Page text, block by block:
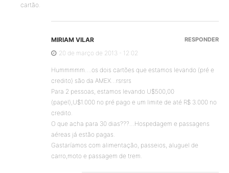
cartão.
MIRIAM VILAR
20 de março de 2013 - 12:02
Hummmmm….os dois cartões que estamos levando (pré e
credito) são da AMEX…rsrsrs
Para 2 pessoas, estamos levando U$500,00
(papel),U$1.000 no pré pago e um limite de até R$ 3.000 no
credito.
O que acha para 30 dias???…Hospedagem e passagens
aéreas já estão pagas.
Gastaríamos com alimentação, passeios, aluguel de
carro,moto e passagem de trem.
RESPONDER